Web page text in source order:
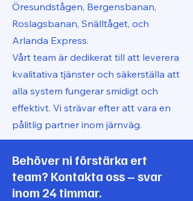
Öresundstågen, Bergensbanan,
Roslagsbanan, Snälltåget, och
Arlanda Express.
Vårt team är dedikerat till att leverera
kvalitativa tjänster och säkerställa att
alla system fungerar smidigt och
effektivt. Vi strävar efter att vara en
pålitlig partner inom järnväg.
Behöver ni förstärka ert
team? Kontakta oss – svar
inom 24 timmar.